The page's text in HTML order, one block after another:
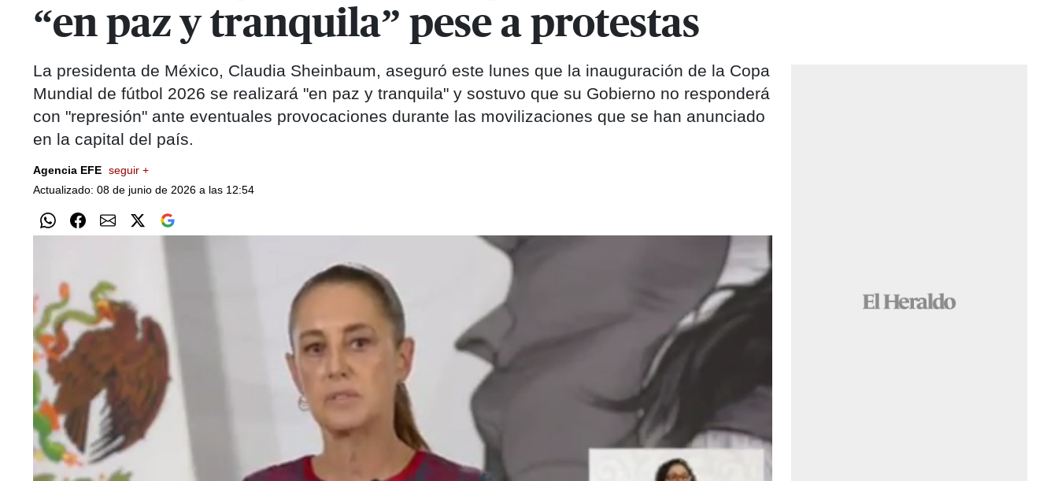
“en paz y tranquila” pese a protestas
La presidenta de México, Claudia Sheinbaum, aseguró este lunes que la inauguración de la Copa
Mundial de fútbol 2026 se realizará "en paz y tranquila" y sostuvo que su Gobierno no responderá
con "represión" ante eventuales provocaciones durante las movilizaciones que se han anunciado
en la capital del país.
Agencia EFE seguir +
Actualizado: 08 de junio de 2026 a las 12:54